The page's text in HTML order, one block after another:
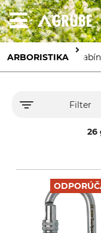
ARBORISTIKA
Filter
26